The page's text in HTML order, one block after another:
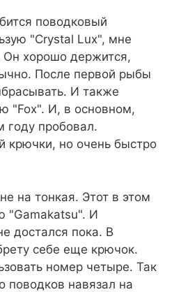
поводковый
"Crystal Lux", мне
Он хорошо держится,
После первой рыбы
И также
"Fox". И, в основном,
году пробовал.
крючки, но очень быстро
на тонкая. Этот в этом
"Gamakatsu". И
достался пока. В
себе еще крючок.
номер четыре. Так
поводков навязал на